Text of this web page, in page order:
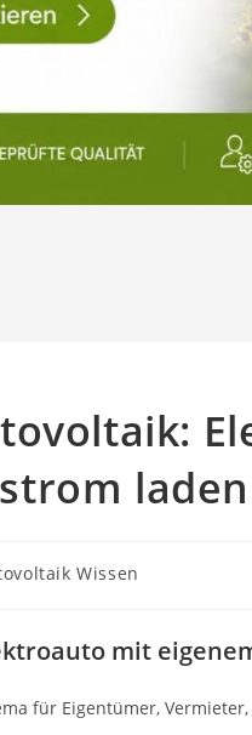
laden
Wissen
mit
für Eigentümer,